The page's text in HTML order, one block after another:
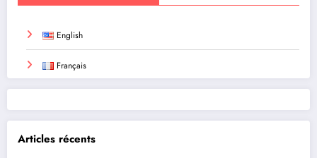
English
Français
Articles récents